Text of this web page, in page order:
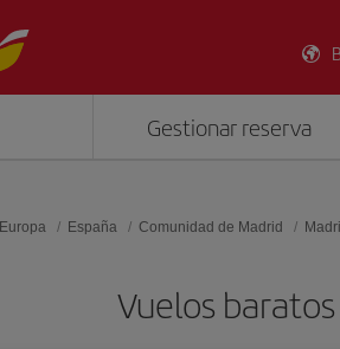
Gestionar reserva
Europa España Comunidad de Madrid
Vuelos